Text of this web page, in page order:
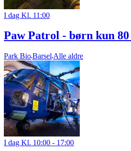
I dag Kl. 11:00
Paw Patrol - børn kun
Park BioBarsel Alle aldre
I dag Kl. 10:00 - 17:00